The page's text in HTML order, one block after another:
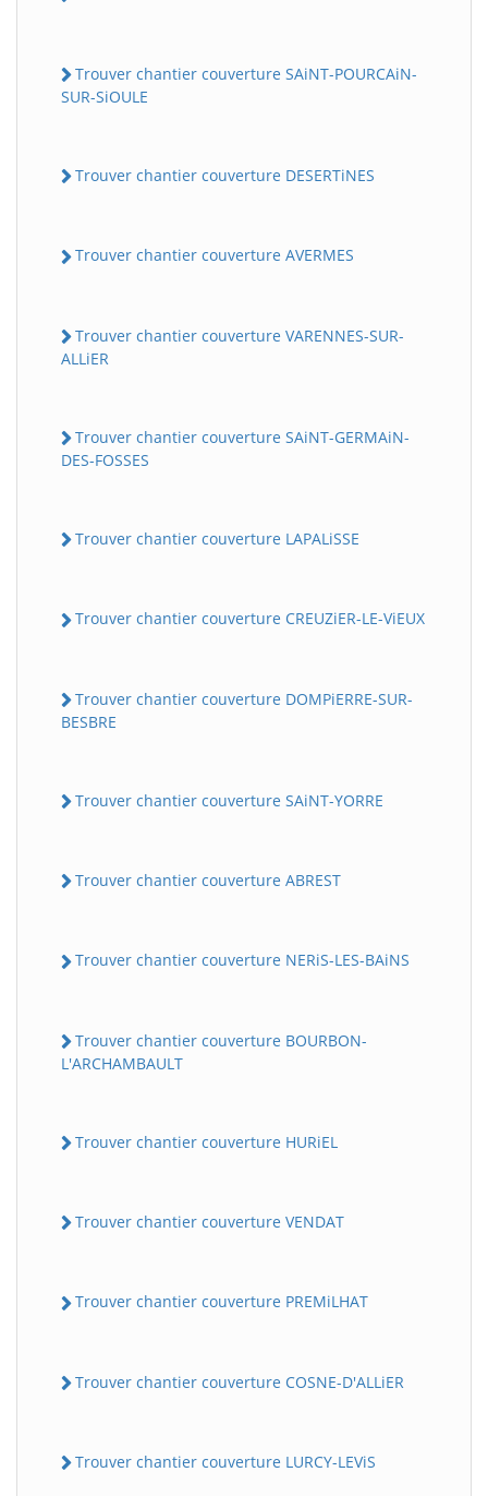
Trouver chantier couverture SAiNT-POURCAiN-
SUR-SiOULE
Trouver chantier couverture DESERTiNES
Trouver chantier couverture AVERMES
Trouver chantier couverture VARENNES-SUR-
ALLiER
Trouver chantier couverture SAiNT-GERMAiN-
DES-FOSSES
Trouver chantier couverture LAPALiSSE
Trouver chantier couverture CREUZiER-LE-ViEUX
Trouver chantier couverture DOMPiERRE-SUR-
BESBRE
Trouver chantier couverture SAiNT-YORRE
Trouver chantier couverture ABREST
Trouver chantier couverture NERiS-LES-BAiNS
Trouver chantier couverture BOURBON-
L'ARCHAMBAULT
Trouver chantier couverture HURiEL
Trouver chantier couverture VENDAT
Trouver chantier couverture PREMiLHAT
Trouver chantier couverture COSNE-D'ALLiER
Trouver chantier couverture LURCY-LEViS